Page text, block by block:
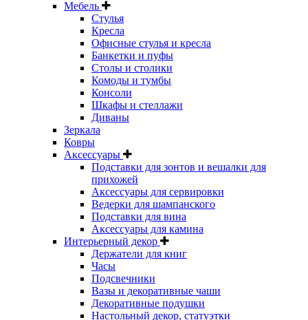
Мебель
Стулья
Кресла
Офисные стулья и кресла
Банкетки и пуфы
Столы и столики
Комоды и тумбы
Консоли
Шкафы и стеллажи
Диваны
Зеркала
Ковры
Аксессуары
Подставки для зонтов и вешалки для
прихожей
Аксессуары для сервировки
Ведерки для шампанского
Подставки для вина
Аксессуары для камина
Интерьерный декор
Держатели для книг
Часы
Подсвечники
Вазы и декоративные чаши
Декоративные подушки
Настольный декор, статуэтки